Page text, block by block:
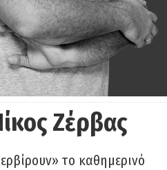
Ζέρβας
το καθημερινό